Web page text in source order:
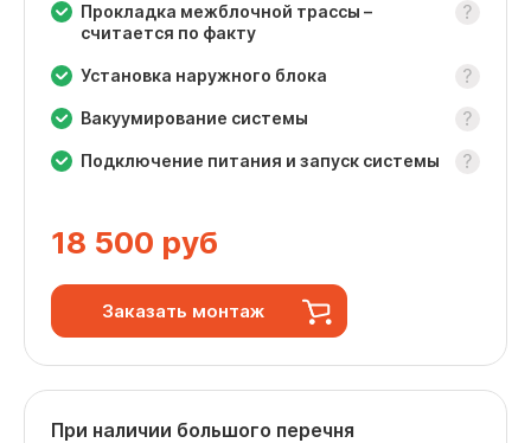
Прокладка межблочной трассы –
считается по факту
Установка наружного блока
Вакуумирование системы
Подключение питания и запуск системы
18 500 руб
Заказать монтаж
При наличии большого перечня